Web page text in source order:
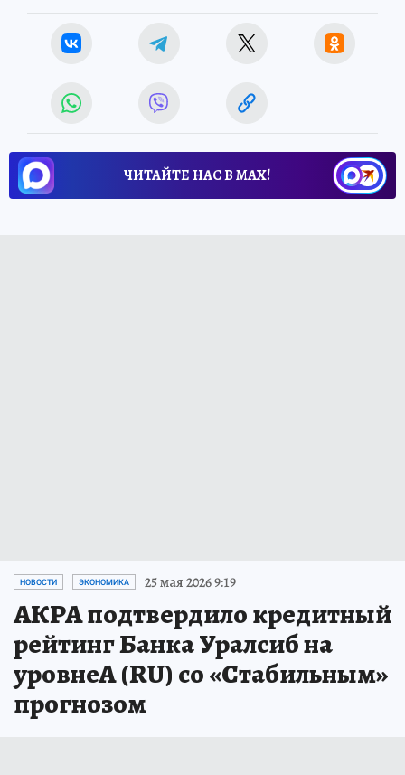
ЧИТАЙТЕ НАС В МАХ!
НОВОСТИ ЭКОНОМИКА 25 мая 2026 9:19
АКРА подтвердило кредитный
рейтинг Банка Уралсиб на
уровнеА (RU) со «Стабильным»
прогнозом